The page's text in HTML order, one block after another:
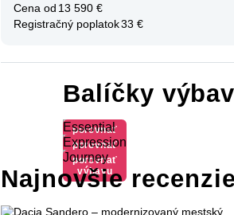
Cena od 13 590 €
Registračný poplatok33 €
Balíčky
porovnať
výbavu
Essential
porovnať
výbavu
Expression
porovnať
výbavu
Journey
Najnovšie